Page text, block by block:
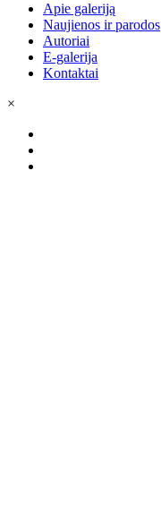
Apie galeriją
Naujienos ir parodos
Autoriai
E-galerija
Kontaktai
×